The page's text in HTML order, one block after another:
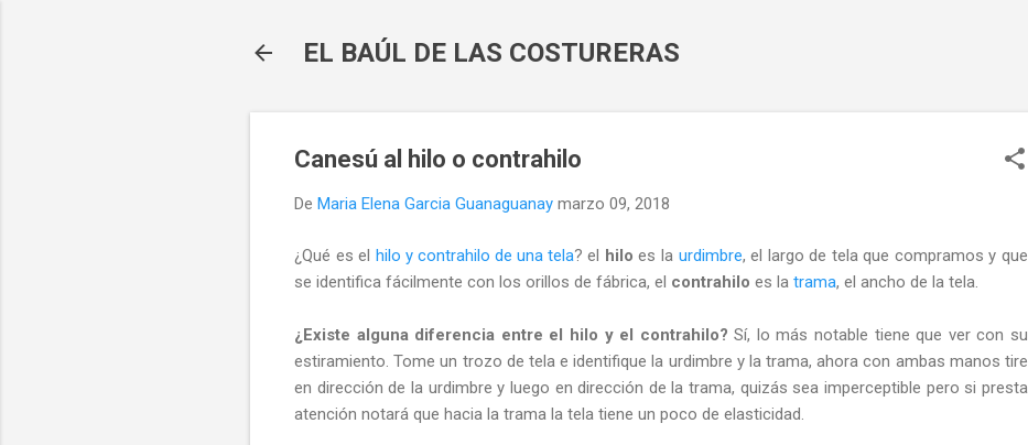
EL BAÚL DE LAS COSTURERAS
Canesú al hilo o contrahilo
De Maria Elena Garcia Guanaguanay marzo 09, 2018
¿Qué es el hilo y contrahilo de una tela? el hiloes la urdimbre, el largo de tela que compramos y que
se identifica fácilmente con los orillos de fábrica, el contrahilo es la trama, el ancho de la tela.
¿Existe alguna diferencia entre el hilo y el contrahilo? Sí, lo más notable tiene que ver con su
estiramiento. Tome un trozo de tela e identifique la urdimbre y la trama, ahora con ambas manos tire
en dirección de la urdimbre y luego en dirección de la trama, quizás sea imperceptible pero si presta
atención notará que hacia la trama la tela tiene un poco de elasticidad.